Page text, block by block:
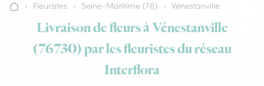
Accueil
› Fleuristes › Seine-Maritime (76) › Vénestanville
Livraison de fleurs à Vénestanville
(76730) par les fleuristes du réseau
Interflora